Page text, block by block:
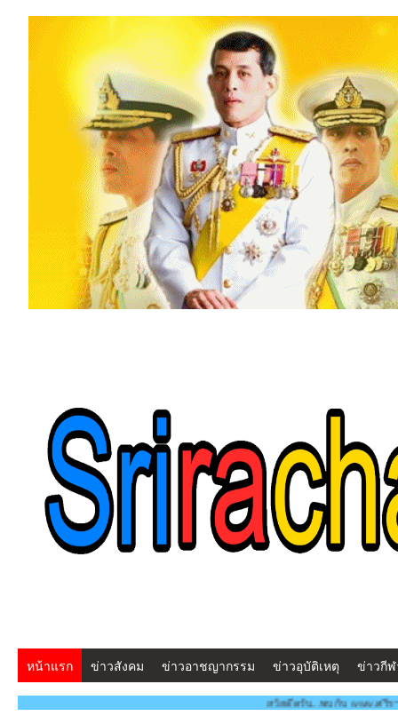
หน้าแรก ข่าวสังคม ข่าวอาชญากรรม ข่าวอุบัติเหตุ ข่าวกี
สวัสดีครับ...พบกับ www.ศรีราชาโพสต์.com โฉมใหม่